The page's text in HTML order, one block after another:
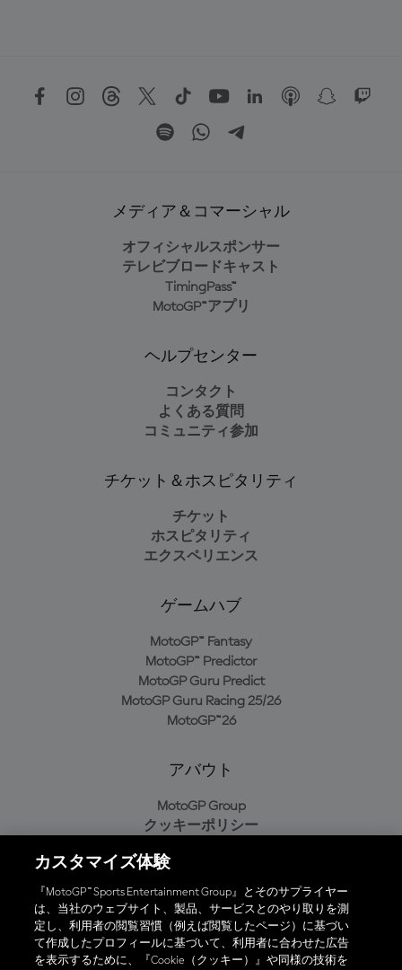
メディア＆コマーシャル
オフィシャルスポンサー
テレビブロードキャスト
TimingPass™
MotoGP™アプリ
ヘルプセンター
コンタクト
よくある質問
コミュニティ参加
チケット＆ホスピタリティ
チケット
ホスピタリティ
エクスペリエンス
ゲームハブ
MotoGP™ Fantasy
MotoGP™ Predictor
MotoGP Guru Predict
MotoGP Guru Racing 25/26
MotoGP™26
アバウト
MotoGP Group
クッキーポリシー
プライバシーポリシー
購入ポリシー
オフィシャルアプリ
カスタマイズ体験
『MotoGP™ Sports Entertainment Group』とそのサプライヤー
は、当社のウェブサイト、製品、サービスとのやり取りを測
定し、利用者の閲覧習慣（例えば閲覧したページ）に基づい
て作成したプロフィールに基づいて、利用者に合わせた広告
を表示するために、『Cookie（クッキー）』や同様の技術を